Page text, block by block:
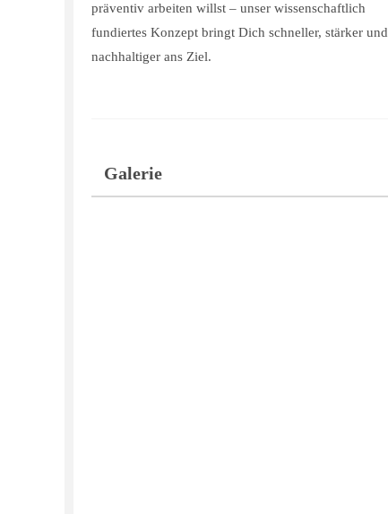
präventiv arbeiten willst – unser wissenschaftlich
fundiertes Konzept bringt Dich schneller, stärker und
nachhaltiger ans Ziel.
Galerie